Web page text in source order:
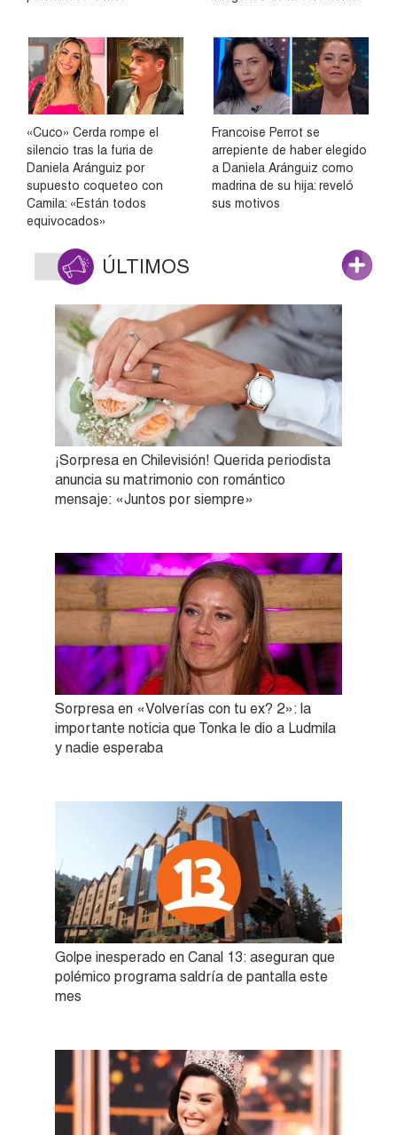
«Cuco» Cerda rompe el
silencio tras la furia de
Daniela Aránguiz por
supuesto coqueteo con
Camila: «Están todos
equivocados»
Francoise Perrot se
arrepiente de haber elegido
a Daniela Aránguiz como
madrina de su hija: reveló
sus motivos
ÚLTIMOS
¡Sorpresa en Chilevisión! Querida periodista
anuncia su matrimonio con romántico
mensaje: «Juntos por siempre»
Sorpresa en «Volverías con tu ex? 2»: la
importante noticia que Tonka le dio a Ludmila
y nadie esperaba
Golpe inesperado en Canal 13: aseguran que
polémico programa saldría de pantalla este
mes